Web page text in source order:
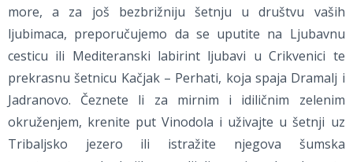
more, a za još bezbrižniju šetnju u društvu vaših
ljubimaca, preporučujemo da se uputite na Ljubavnu
cesticu ili Mediteranski labirint ljubavi u Crikvenici te
prekrasnu šetnicu Kačjak – Perhati, koja spaja Dramalj i
Jadranovo. Čeznete li za mirnim i idiličnim zelenim
okruženjem, krenite put Vinodola i uživajte u šetnji uz
Tribaljsko jezero ili istražite njegova šumska